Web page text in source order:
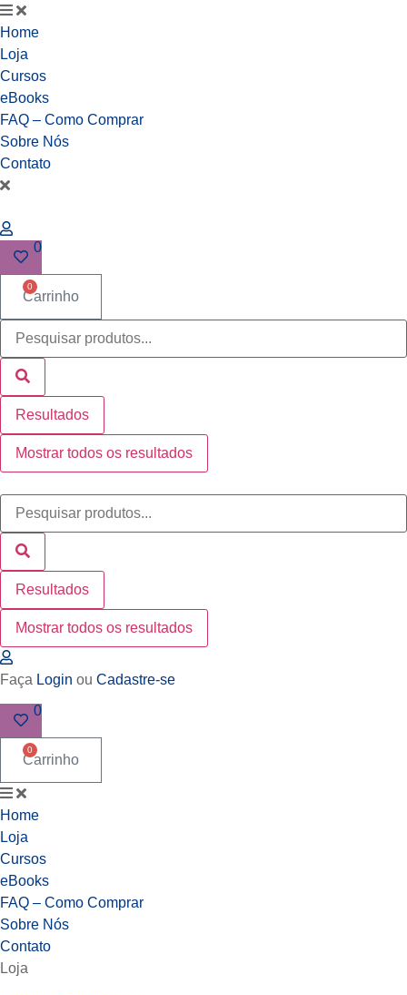
Ir
para
o
conteúdo
Home
Loja
Cursos
eBooks
FAQ – Como Comprar
Sobre Nós
Contato
0
0
Carrinho
Pesquisar
Resultados
Mostrar todos os resultados
Pesquisar
Resultados
Mostrar todos os resultados
Faça Login ou Cadastre-se
0
0
Carrinho
Home
Loja
Cursos
eBooks
FAQ – Como Comprar
Sobre Nós
Contato
Loja